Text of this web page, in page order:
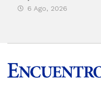
6 Ago, 2026